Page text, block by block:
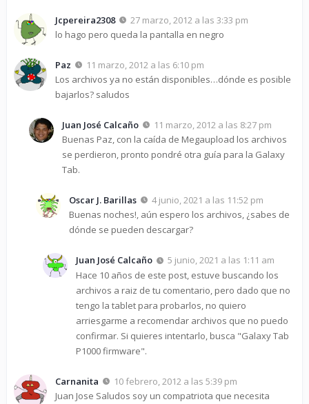
Jcpereira2308
27 marzo, 2012 a las 3:33 pm
lo hago pero queda la pantalla en negro
Paz
11 marzo, 2012 a las 6:10 pm
Los archivos ya no están disponibles…dónde es posible
bajarlos? saludos
Juan José Calcaño
11 marzo, 2012 a las 8:27 pm
Buenas Paz, con la caída de Megaupload los archivos
se perdieron, pronto pondré otra guía para la Galaxy
Tab.
Oscar J. Barillas
4 junio, 2021 a las 11:52 pm
Buenas noches!, aún espero los archivos, ¿sabes de
dónde se pueden descargar?
Juan José Calcaño
5 junio, 2021 a las 1:11 am
Hace 10 años de este post, estuve buscando los
archivos a raiz de tu comentario, pero dado que no
tengo la tablet para probarlos, no quiero
arriesgarme a recomendar archivos que no puedo
confirmar. Si quieres intentarlo, busca "Galaxy Tab
P1000 firmware".
Carnanita
10 febrero, 2012 a las 5:39 pm
Juan Jose Saludos soy un compatriota que necesita